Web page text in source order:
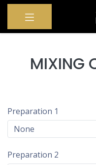
OVERSLAAN NAAR INHOUD
MIXING
Preparation 1
Preparation 2